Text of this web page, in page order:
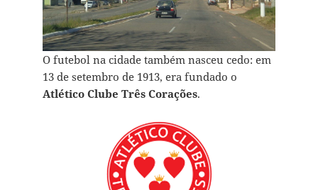
O futebol na cidade também nasceu cedo: em
13 de setembro de 1913, era fundado o
Atlético Clube Três Corações.